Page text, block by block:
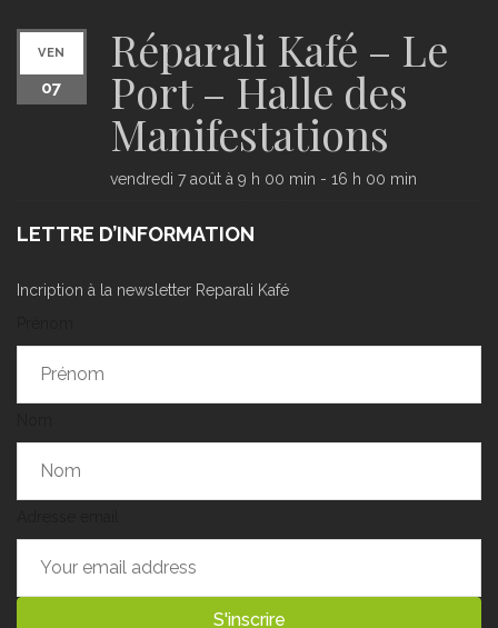
VEN
07
Réparali Kafé – Le
Port – Halle des
Manifestations
vendredi 7 août à 9 h 00 min - 16 h 00 min
LETTRE D’INFORMATION
Incription à la newsletter Reparali Kafé